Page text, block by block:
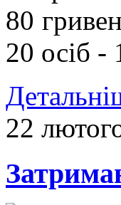
80
20 осіб -
22